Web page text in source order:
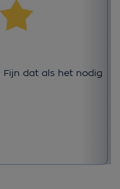
Fijn dat als het nodig